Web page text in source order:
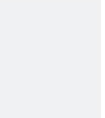
rukáv TEMPS |
Velikost: 3/M